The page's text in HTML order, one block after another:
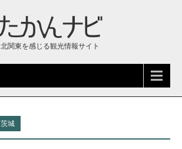
北関東を感じる観光情報サイト
茨城